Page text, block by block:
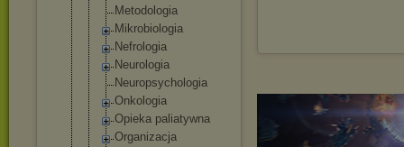
Metodologia
Mikrobiologia
Nefrologia
Neurologia
Neuropsycho logia
Onkologia
Opieka paliatywna
Organizacja